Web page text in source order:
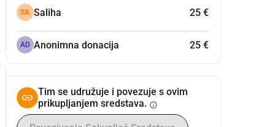
SA Saliha 25 €
AD Anonimna donacija 25 €
Tim se udružuje i povezuje s ovim
prikupljanjem sredstava. info